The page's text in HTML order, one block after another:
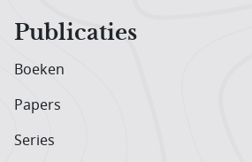
Publicaties
Boeken
Papers
Series